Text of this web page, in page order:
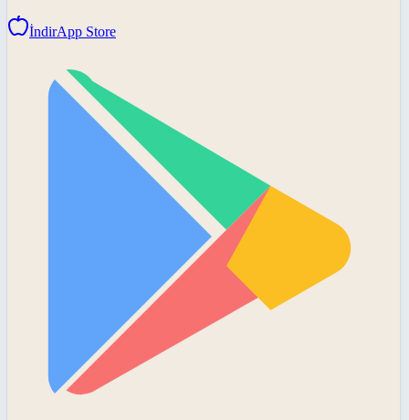
İndirApp Store